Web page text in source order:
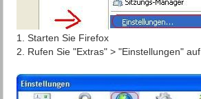
1. Starten Sie Firefox
2. Rufen Sie "Extras" > "Einstellungen" auf.